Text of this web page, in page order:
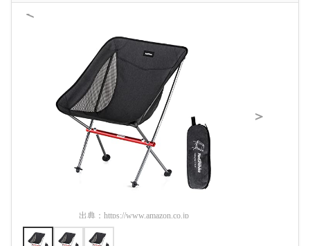
＜
出典： https://www.amazon.co.jp
＞